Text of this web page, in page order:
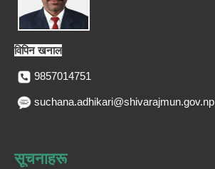
विपिन खनाल
9857014751
suchana.adhikari@shivarajmun.gov.np
सूचनाहरू